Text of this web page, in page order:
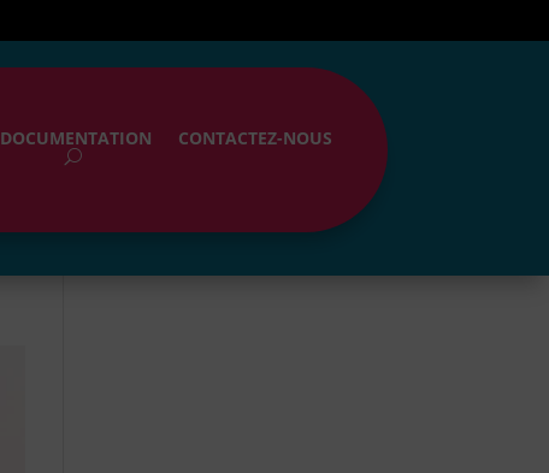
DOCUMENTATION CONTACTEZ-NOUS